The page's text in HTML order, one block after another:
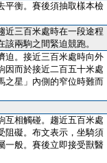
平衡。賽後須抽取樣本檢
近三百米處時在一段途程
兩駒之間緊迫競跑。
迫。接近三百米處時向外
因而於接近二百五十米處
之星」內側的窄位時難而
互相觸碰。趨近五百米處
阻礙。布文表示，坐騎須
一般。賽後立即接受獸醫